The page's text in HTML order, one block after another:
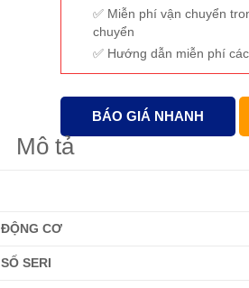
Miễn phí vận chuyển
chuyển
Hướng dẫn miễn phí
BÁO GIÁ NHANH
Mô tả
ĐỘNG CƠ
SỐ SERI